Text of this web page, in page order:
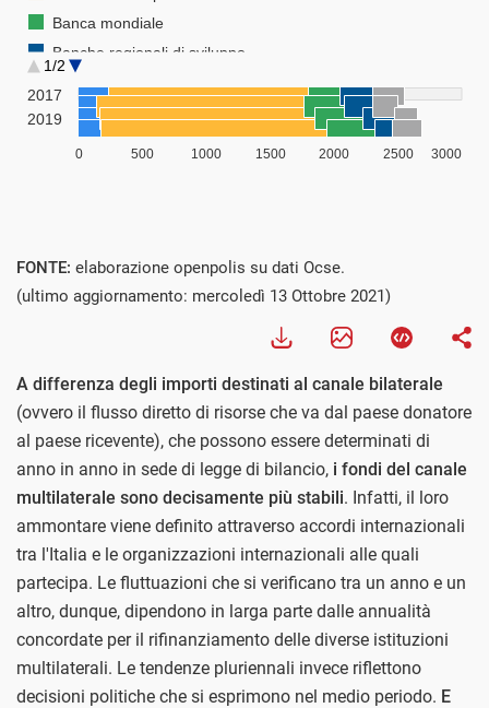
FONTE: elaborazione openpolis su dati Ocse.
(ultimo aggiornamento: mercoledì 13 Ottobre 2021)
A differenza degli importi destinati al canale bilaterale
(ovvero il flusso diretto di risorse che va dal paese donatore
al paese ricevente), che possono essere determinati di
anno in anno in sede di legge di bilancio, i fondi del canale
multilaterale sono decisamente più stabili. Infatti, il loro
ammontare viene definito attraverso accordi internazionali
tra l'Italia e le organizzazioni internazionali alle quali
partecipa. Le fluttuazioni che si verificano tra un anno e un
altro, dunque, dipendono in larga parte dalle annualità
concordate per il rifinanziamento delle diverse istituzioni
multilaterali. Le tendenze pluriennali invece riflettono
decisioni politiche che si esprimono nel medio periodo. E